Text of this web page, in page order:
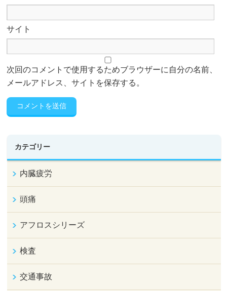
サイト
次回のコメントで使用するためブラウザーに自分の名前、
メールアドレス、サイトを保存する。
カテゴリー
内臓疲労
頭痛
アフロスシリーズ
検査
交通事故